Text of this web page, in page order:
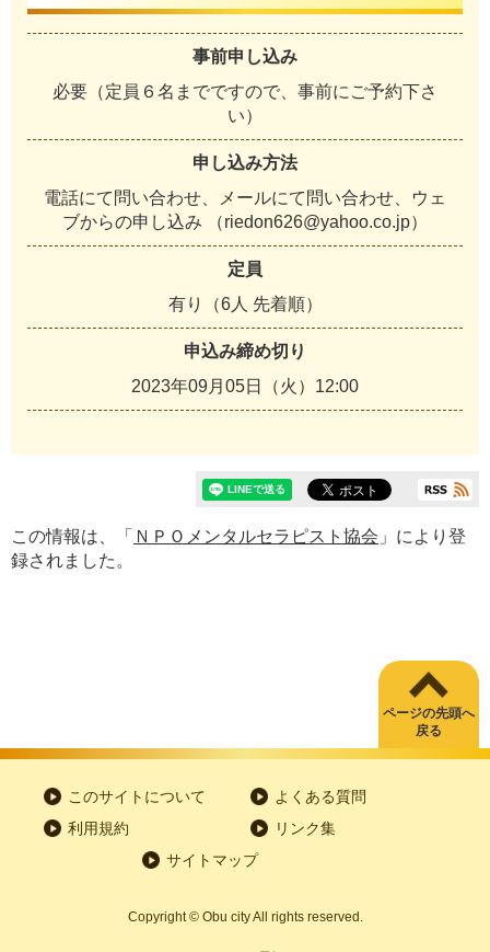
事前申し込み
必要（定員６名までですので、事前にご予約下さ
い）
申し込み方法
電話にて問い合わせ、メールにて問い合わせ、ウェ
ブからの申し込み （riedon626@yahoo.co.jp）
定員
有り（6人 先着順）
申込み締め切り
2023年09月05日（火）12:00
この情報は、「 ＮＰＯメンタルセラピスト協会 」により登
録されました。
ページの先頭へ
戻る
このサイトについて
よくある質問
利用規約
リンク集
サイトマップ
Copyright© Obu city All rights reserved.